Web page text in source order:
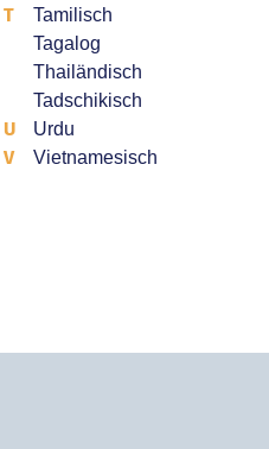
T
Tamilisch
Tagalog
Thailändisch
Tadschikisch
U Urdu
V Vietnamesisch